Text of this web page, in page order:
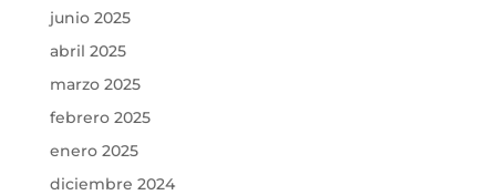
junio 2025
abril 2025
marzo 2025
febrero 2025
enero 2025
diciembre 2024